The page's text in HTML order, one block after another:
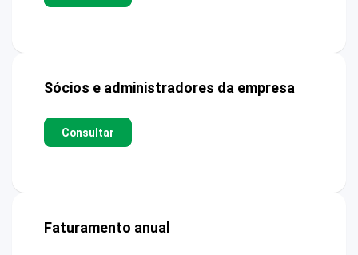
Sócios e administradores da empresa
Consultar
Faturamento anual